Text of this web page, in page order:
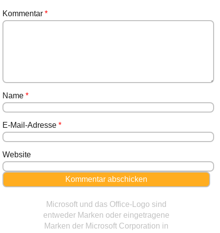
Kommentar *
Name *
E-Mail-Adresse *
Website
Microsoft und das Office-Logo sind
entweder Marken oder eingetragene
Marken der Microsoft Corporation in